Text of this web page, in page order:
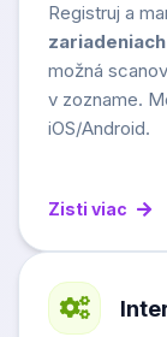
Registruj a
možná
v zozname.
iOS/Android.
Zisti viac